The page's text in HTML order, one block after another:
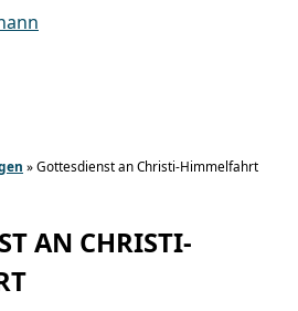
»Gottesdienst an Christi-Himmelfahrt
AN CHRISTI-